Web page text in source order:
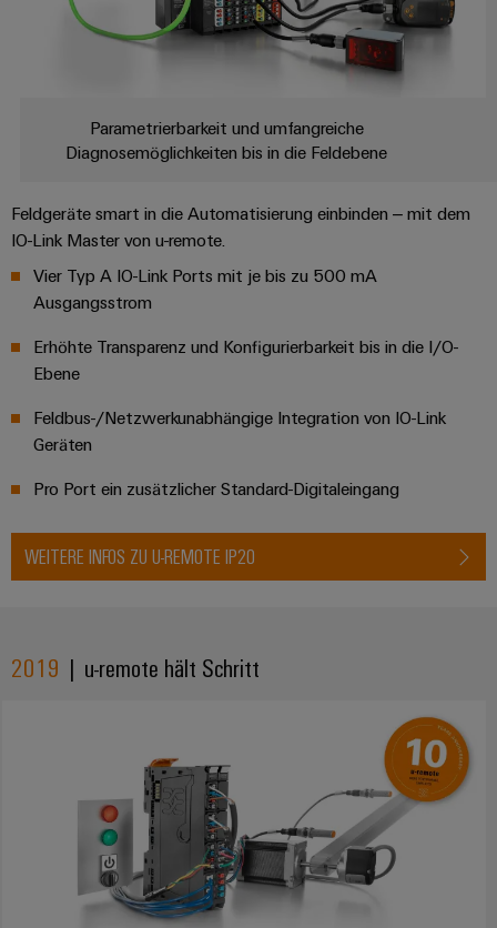
Parametrierbarkeit und umfangreiche
Diagnosemöglichkeiten bis in die Feldebene​
Feldgeräte smart in die Automatisierung einbinden – mit dem
IO-Link Master von u-remote.
Vier Typ A IO-Link Ports mit je bis zu 500 mA
Ausgangsstrom​
Erhöhte Transparenz und Konfigurierbarkeit bis in die I/O-
Ebene
Feldbus-/Netzwerkunabhängige Integration von IO-Link
Geräten​
Pro Port ein zusätzlicher Standard-Digitaleingang​
WEITERE INFOS ZU U-REMOTE IP20
2019 | u-remote hält Schritt